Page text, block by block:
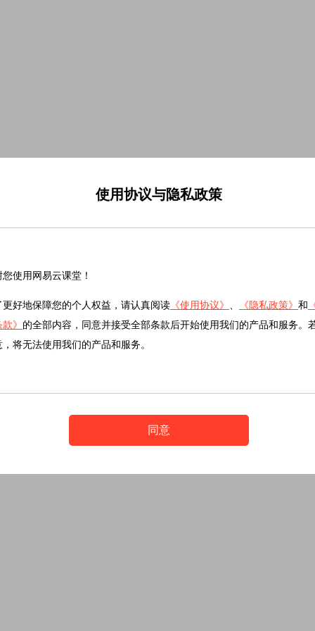
使用协议与隐私政策
您使用网易云课堂！
更好地保障您的个人权益，请认真阅读 《使用协议》 《隐私政策》 和
》 的全部内容，同意并接受全部条款后开始使用我们的产品和服务。
，将无法使用我们的产品和服务。
同意